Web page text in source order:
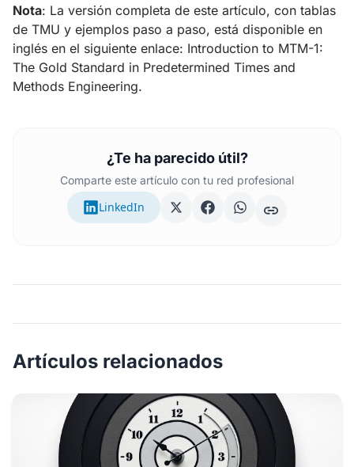
Nota: La versión completa de este artículo, con tablas
de TMU y ejemplos paso a paso, está disponible en
inglés en el siguiente enlace: Introduction to MTM-1:
The Gold Standard in Predetermined Times and
Methods Engineering.
¿Te ha parecido útil?
Comparte este artículo con tu red profesional
LinkedIn
Artículos relacionados